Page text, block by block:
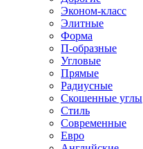
Эконом-класс
Элитные
Форма
П-образные
Угловые
Прямые
Радиусные
Скошенные углы
Стиль
Современные
Евро